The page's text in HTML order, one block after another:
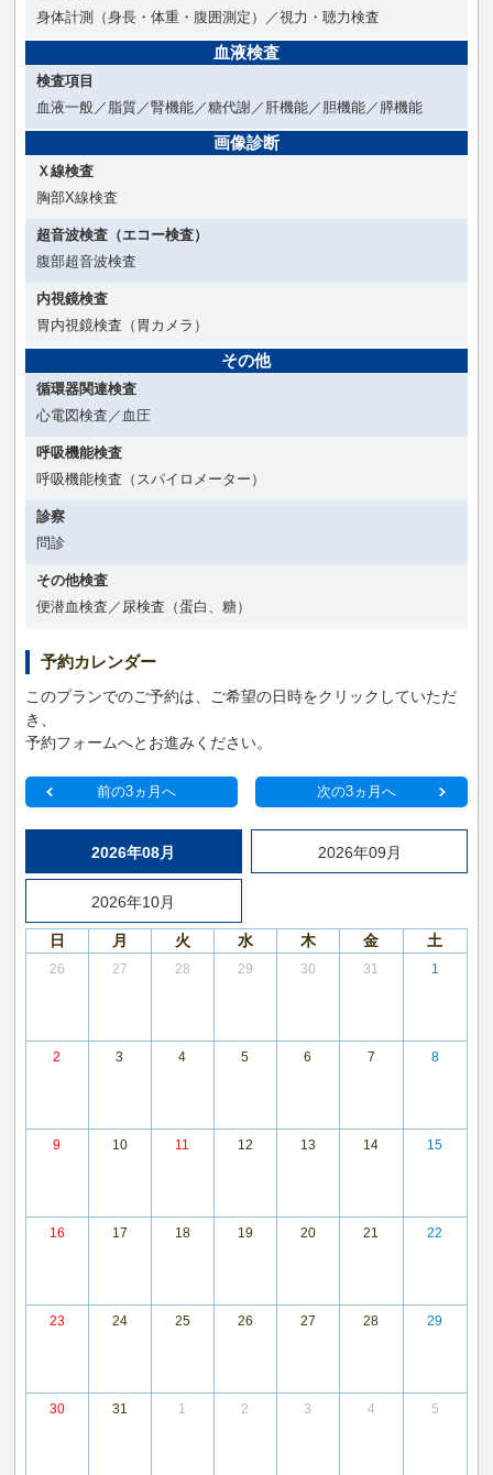
身体計測（身長・体重・腹囲測定）／視力・聴力検査
血液検査
検査項目
血液一般／脂質／腎機能／糖代謝／肝機能／胆機能／膵機能
画像診断
Ｘ線検査
胸部X線検査
超音波検査（エコー検査）
腹部超音波検査
内視鏡検査
胃内視鏡検査（胃カメラ）
その他
循環器関連検査
心電図検査／血圧
呼吸機能検査
呼吸機能検査（スパイロメーター）
診察
問診
その他検査
便潜血検査／尿検査（蛋白、糖）
予約カレンダー
このプランでのご予約は、ご希望の日時をクリックしていただ
き、
予約フォームへとお進みください。
前の3ヵ月へ 次の3ヵ月へ
2026年08月 2026年09月
2026年10月
日 月 火 水 木 金 土
26 27 28 29 30 31 1
2 3 4 5 6 7 8
9 10 11 12 13 14 15
16 17 18 19 20 21 22
23 24 25 26 27 28 29
30 31 1 2 3 4 5